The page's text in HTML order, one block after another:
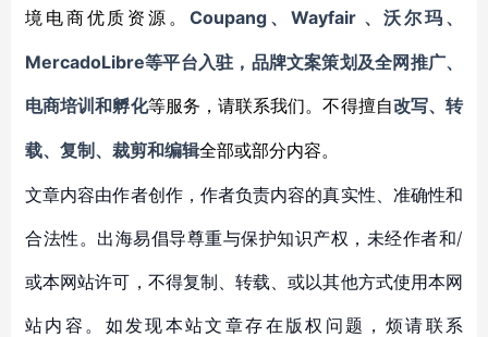
境电商优质资源。 Coupang、Wayfair 、沃尔玛、
MercadoLibre等平台入驻，品牌文案策划及全网推广、
电商培训和孵化等服务， 请联系我们。不得擅自改写、转
载、复制、裁剪和编辑全部或部分内容。
文章内容由作者创作，作者负责内容的真实性、准确性和
合法性。出海易倡导尊重与保护知识产权，未经作者和/
或本网站许可，不得复制、转载、或以其他方式使用本网
站内容。如发现本站文章存在版权问题，烦请联系